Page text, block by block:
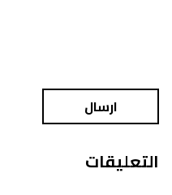
ارسال
التعليقات